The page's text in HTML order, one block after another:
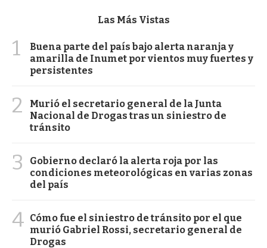
Las Más Vistas
1
Buena parte del país bajo alerta naranja y
amarilla de Inumet por vientos muy fuertes y
persistentes
2
Murió el secretario general de la Junta
Nacional de Drogas tras un siniestro de
tránsito
3
Gobierno declaró la alerta roja por las
condiciones meteorológicas en varias zonas
del país
4 Cómo fue el siniestro de tránsito por el que
murió Gabriel Rossi, secretario general de
Drogas